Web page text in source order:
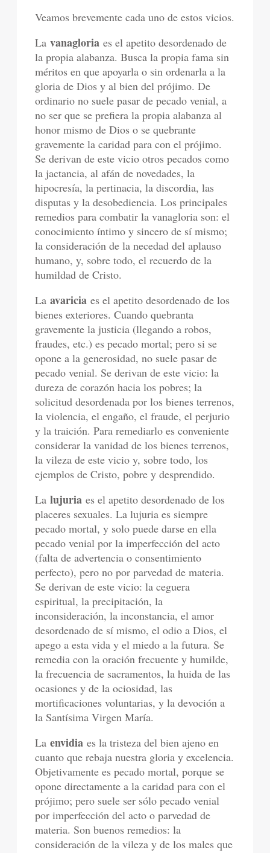
Veamos brevemente cada uno de estos vicios.
Lavanagloriaes el apetito desordenado de
la propia alabanza. Busca la propia fama sin
méritos en que apoyarla o sin ordenarla a la
gloria de Dios y al bien del prójimo. De
ordinario no suele pasar de pecado venial, a
no ser que se prefiera la propia alabanza al
honor mismo de Dios o se quebrante
gravemente la caridad para con el prójimo.
Se derivan de este vicio otros pecados como
la jactancia, al afán de novedades, la
hipocresía, la pertinacia, la discordia, las
disputas y la desobediencia. Los principales
remedios para combatir la vanagloria son: el
conocimiento íntimo y sincero de sí mismo;
la consideración de la necedad del aplauso
humano, y, sobre todo, el recuerdo de la
humildad de Cristo.
Laavaricia es el apetito desordenado de los
bienes exteriores. Cuando quebranta
gravemente la justicia (llegando a robos,
fraudes, etc.) es pecado mortal; pero si se
opone a la generosidad, no suele pasar de
pecado venial. Se derivan de este vicio: la
dureza de corazón hacia los pobres; la
solicitud desordenada por los bienes terrenos,
la violencia, el engaño, el fraude, el perjurio
y la traición. Para remediarlo es conveniente
considerar la vanidad de los bienes terrenos,
la vileza de este vicio y, sobre todo, los
ejemplos de Cristo, pobre y desprendido.
Lalujuriaes el apetito desordenado de los
placeres sexuales. La lujuria es siempre
pecado mortal, y solo puede darse en ella
pecado venial por la imperfección del acto
(falta de advertencia o consentimiento
perfecto), pero no por parvedad de materia.
Se derivan de este vicio: la ceguera
espiritual, la precipitación, la
inconsideración, la inconstancia, el amor
desordenado de sí mismo, el odio a Dios, el
apego a esta vida y el miedo a la futura. Se
remedia con la oración frecuente y humilde,
la frecuencia de sacramentos, la huida de las
ocasiones y de la ociosidad, las
mortificaciones voluntarias, y la devoción a
la Santísima Virgen María.
Laenvidia es la tristeza del bien ajeno en
cuanto que rebaja nuestra gloria y excelencia.
Objetivamente es pecado mortal, porque se
opone directamente a la caridad para con el
prójimo; pero suele ser sólo pecado venial
por imperfección del acto o parvedad de
materia. Son buenos remedios: la
consideración de la vileza y de los males que